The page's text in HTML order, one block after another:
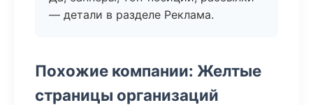
— детали в разделе Реклама.
Похожие компании: Желтые
страницы организаций